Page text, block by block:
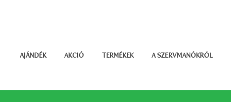
AJÁNDÉK AKCIÓ TERMÉKEK A SZERVMANÓKRÓL